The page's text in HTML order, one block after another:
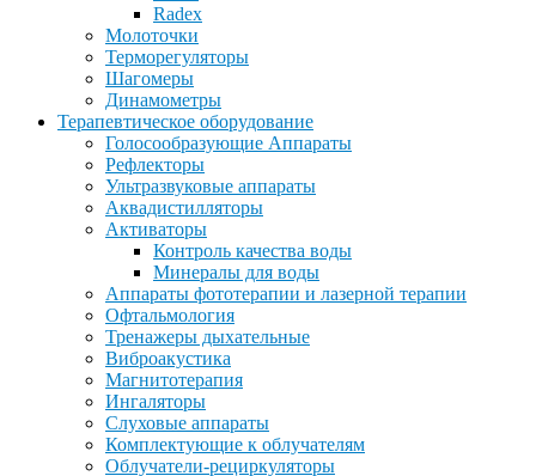
Radex
Молоточки
Терморегуляторы
Шагомеры
Динамометры
Терапевтическое оборудование
Голосообразующие Аппараты
Рефлекторы
Ультразвуковые аппараты
Аквадистилляторы
Активаторы
Контроль качества воды
Минералы для воды
Аппараты фототерапии и лазерной терапии
Офтальмология
Тренажеры дыхательные
Виброакустика
Магнитотерапия
Ингаляторы
Слуховые аппараты
Комплектующие к облучателям
Облучатели-рециркуляторы